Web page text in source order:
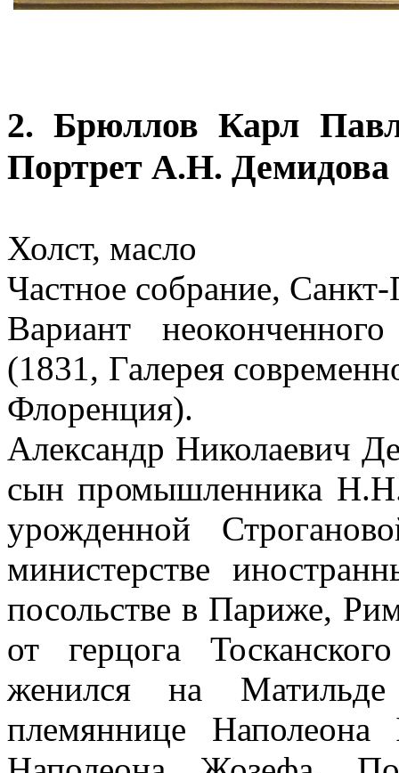
2. Брюллов Карл
Портрет А.Н. Демидова
Холст, масло
Частное собрание,
Вариант
(1831, Галерея
Флоренция).
Александр Николаевич
сын промышленника
урожденной
министерстве
посольстве в Париже,
от герцога
женился на
племяннице